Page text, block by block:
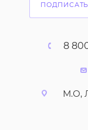
8
М.О,